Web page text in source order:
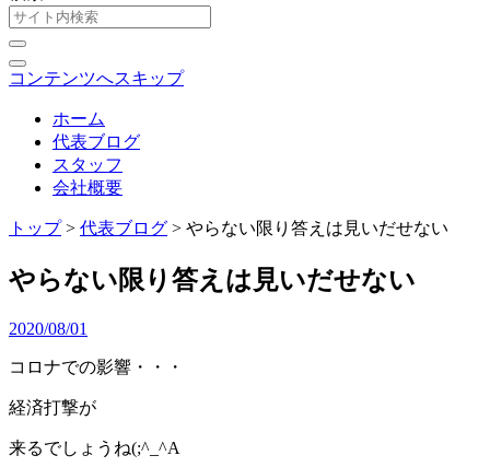
コンテンツへスキップ
ホーム
代表ブログ
スタッフ
会社概要
トップ> 代表ブログ > やらない限り答えは見いだせない
やらない限り答えは見いだせない
2020/08/01
コロナでの影響・・・
経済打撃が
来るでしょうね(;^_^A